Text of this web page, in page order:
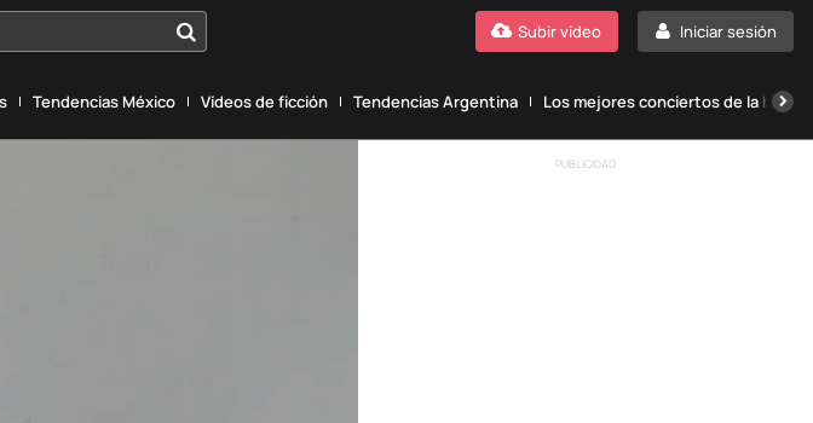
Iniciar sesión
Subir vídeo
Tendencias México Vídeos de ficción Tendencias Argentina Los mejores conciertos de la
PUBLICIDAD